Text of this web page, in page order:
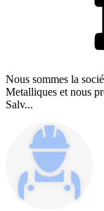
Nous sommes la
Metalliques et nous
Salv...